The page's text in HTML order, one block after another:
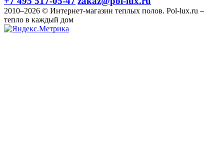
2010–2026 © Интернет-магазин теплых полов. Pol-lux.ru –
тепло в каждый дом